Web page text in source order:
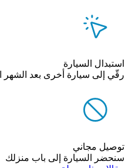
استبدال السيارة
رقّي إلى سيارة أخرى بعد الشهر
توصيل مجاني
سنحضر السيارة إلى باب منزلك